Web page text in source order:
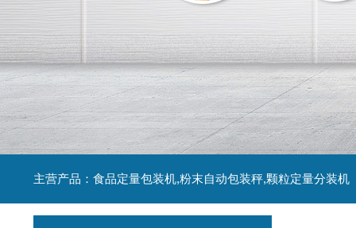
主营产品：食品定量包装机,粉末自动包装秤,颗粒定量分装机